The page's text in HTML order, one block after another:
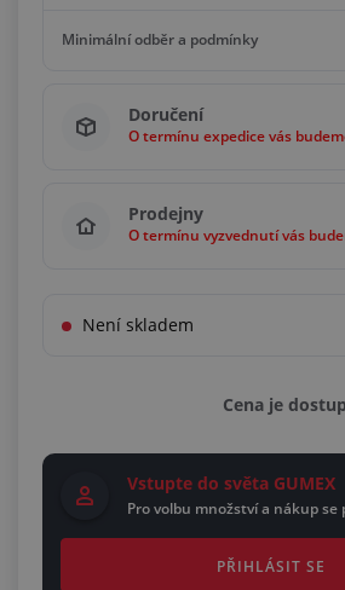
Minimální odběr a podmínky
28,00 m²
Násobky 28,00 m²
Doručení
O termínu expedice vás
Prodejny
O termínu vyzvednutí vás
Není skladem
Cena je
Vstupte do světa GUMEX
Pro volbu množství a nákup
PŘIHLÁSIT SE